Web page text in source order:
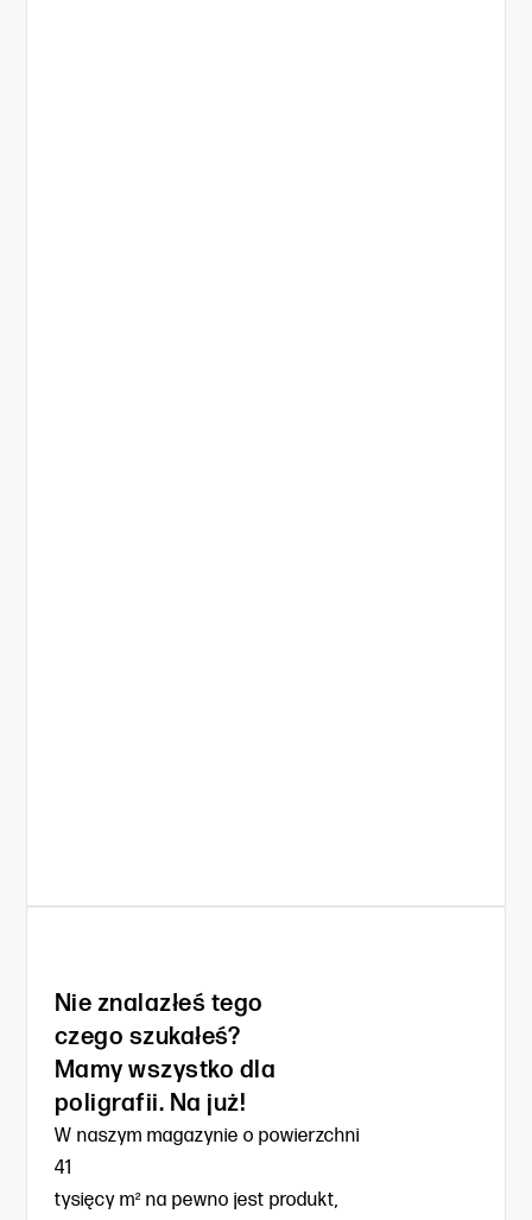
Nie znalazłeś tego
czego szukałeś?
Mamy wszystko dla
poligrafii. Na już!
W naszym magazynie o powierzchni
41
tysięcy m² na pewno jest produkt,